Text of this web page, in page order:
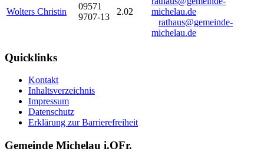
Wolters Christin
09571
9707-13
2.02
rathaus@gemeinde-
michelau.de
Quicklinks
Kontakt
Inhaltsverzeichnis
Impressum
Datenschutz
Erklärung zur Barrierefreiheit
Gemeinde Michelau i.OFr.